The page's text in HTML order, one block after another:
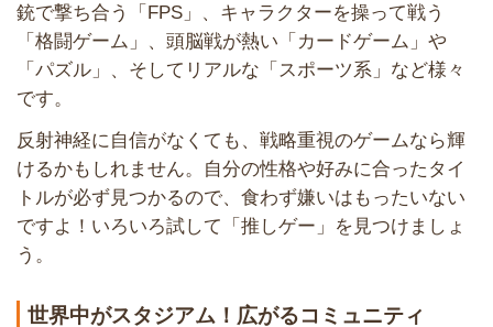
銃で撃ち合う「FPS」、キャラクターを操って戦う
「格闘ゲーム」、頭脳戦が熱い「カードゲーム」や
「パズル」、そしてリアルな「スポーツ系」など様々
です。
反射神経に自信がなくても、戦略重視のゲームなら輝
けるかもしれません。自分の性格や好みに合ったタイ
トルが必ず見つかるので、食わず嫌いはもったいない
ですよ！いろいろ試して「推しゲー」を見つけましょ
う。
世界中がスタジアム！広がるコミュニティ